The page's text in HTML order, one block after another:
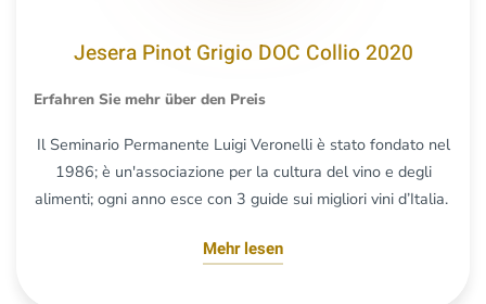
Jesera Pinot Grigio DOC Collio 2020
Erfahren Sie mehr über den Preis
Il Seminario Permanente Luigi Veronelli è stato fondato nel
1986; è un'associazione per la cultura del vino e degli
alimenti; ogni anno esce con 3 guide sui migliori vini d’Italia.
Mehr lesen